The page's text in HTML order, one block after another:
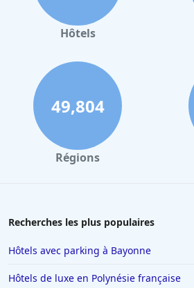
Hôtels
49,804
Régions
Recherches les plus populaires
Hôtels avec parking à Bayonne
Hôtels de luxe en Polynésie française